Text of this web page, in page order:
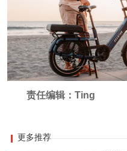
责任编辑：Ting
更多推荐